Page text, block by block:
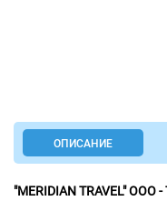
ОПИСАНИЕ
"MERIDIAN TRAVEL"